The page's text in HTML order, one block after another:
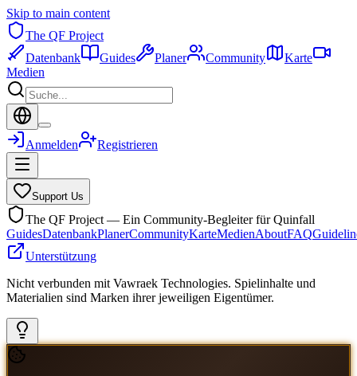
Skip to main content
The QF Project
Datenbank
Guides Planer Community
Karte
Medien
Anmelden Registrieren
Support Us
The QF Project — Ein Community-Begleiter für Quinfall
GuidesDatenbankPlanerCommunityKarteMedienAboutFAQ
Unterstützung
Nicht verbunden mit Vawraek Technologies. Spielinhalte und
Materialien sind Marken ihrer jeweiligen Eigentümer.